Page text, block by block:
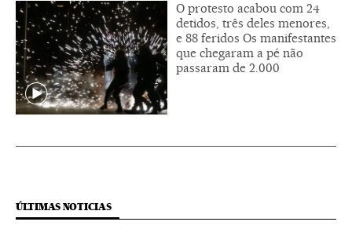
O protesto acabou com 24
detidos, três deles menores,
e 88 feridos Os manifestantes
que chegaram a pé não
passaram de 2.000
ÚLTIMAS NOTICIAS